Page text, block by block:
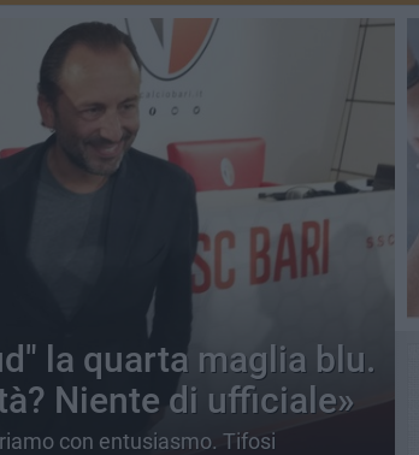
la quarta maglia blu.
Niente di ufficiale»
con entusiasmo. Tifosi